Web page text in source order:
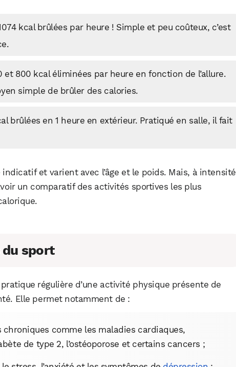
kcal brûlées par heure ! Simple et peu coûteux, c’est
et 800 kcal éliminées par heure en fonction de l’allure.
simple de brûler des calories.
brûlées en 1 heure en extérieur. Pratiqué en salle, il fait
et varient avec l’âge et le poids. Mais, à intensité
un comparatif des activités sportives les plus
sport
régulière d’une activité physique présente de
Elle permet notamment de :
comme les maladies cardiaques,
de type 2, l’ostéoporose et certains cancers ;